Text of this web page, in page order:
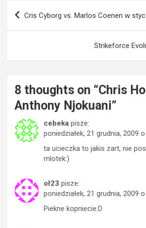
Nawigacja
Cris Cyborg vs. Marlos Coenen w
Strikeforce
8 thoughts on “Chris
Anthony Njokuani”
cebeka pisze:
poniedziałek, 21 grudnia, 2009
ta ucieczka to jakis zart, nie
mlotek:)
oł23 pisze:
poniedziałek, 21 grudnia, 2009
Piekne kopniecie:D